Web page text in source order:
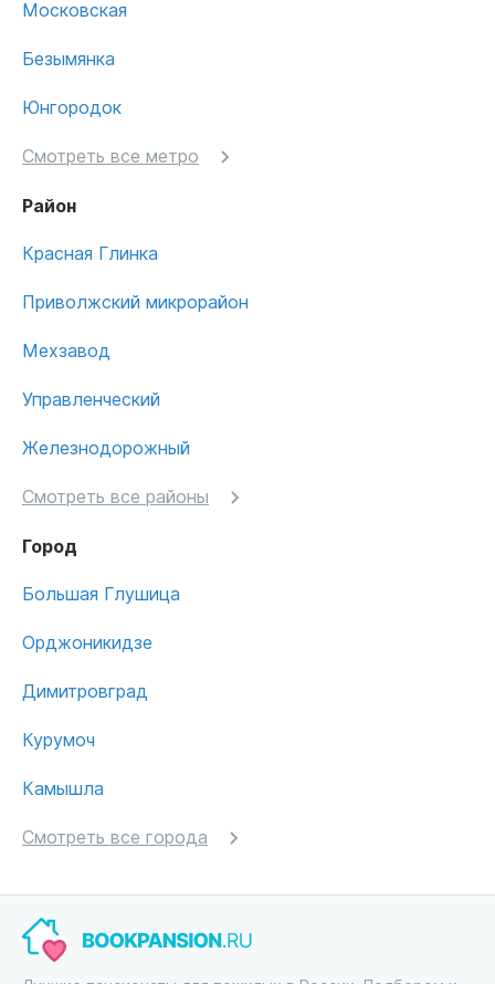
Московская
Безымянка
Юнгородок
Смотреть все метро
Район
Красная Глинка
Приволжский микрорайон
Мехзавод
Управленческий
Железнодорожный
Смотреть все районы
Город
Большая Глушица
Орджоникидзе
Димитровград
Курумоч
Камышла
Смотреть все города